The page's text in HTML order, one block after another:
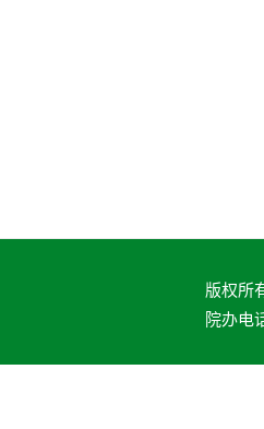
版权所
院办电